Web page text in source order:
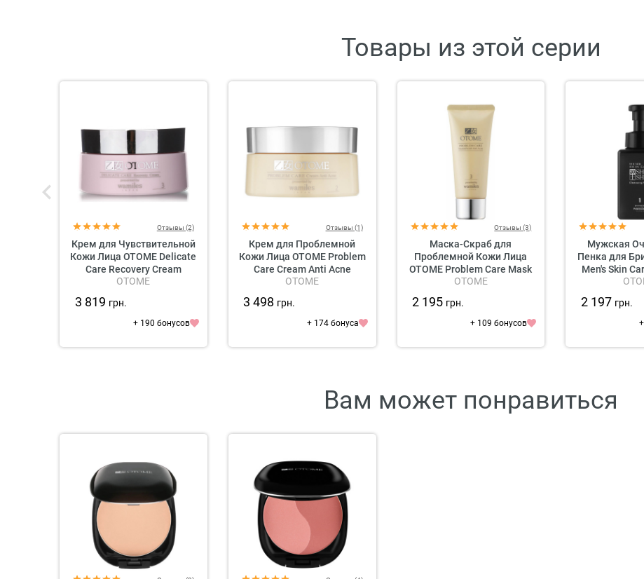
Товары из этой серии
Отзывы (2)
Крем для Чувствительной
Кожи Лица OTOME Delicate
Care Recovery Cream
OTOME
3 819 грн.
+ 190 бонусов
Отзывы (1)
Крем для Проблемной
Кожи Лица OTOME Problem
Care Cream Anti Acne
OTOME
3 498 грн.
+ 174 бонуса
Отзывы (3)
Маска-Скраб для
Проблемной Кожи Лица
OTOME Problem Care Mask
& Scrub Anti Acne
OTOME
2 195 грн.
+ 109 бонусов
Мужская
Пенка для
Men's Skin
2 197 грн.
Вам может понравиться